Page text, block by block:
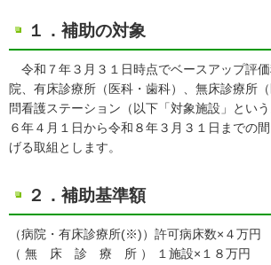
１．補助の対象
令和７年３月３１日時点でベースアップ評
院、有床診療所（医科・歯科）、無床診療所
問看護ステーション（以下「対象施設」とい
６年４月１日から令和８年３月３１日までの
げる取組とします。
２．補助基準額
（病院・有床診療所(※)）許可病床数×４万円
（ 無 床 診 療 所 ） １施設×１８万円